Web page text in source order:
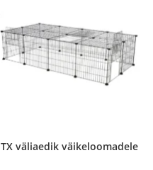
TX väliaedik väikeloomadele